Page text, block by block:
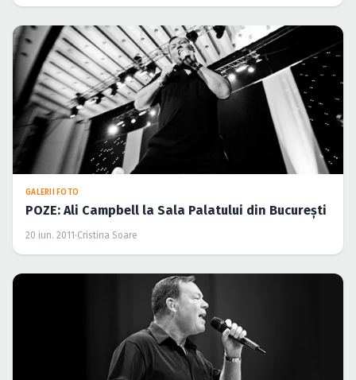
GALERII FOTO
POZE: Ali Campbell la Sala Palatului din Bucureşti
20 iun. 2011 ·Cristina Soare